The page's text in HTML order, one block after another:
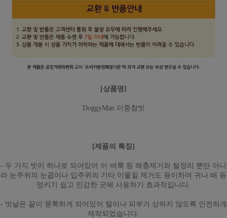
[상품명]
DoggyMan 이중참빗
[제품의 특징]
- 두 가지 빗이 하나로 되어있어 이·벼룩 등 해충제거와 털정리 뿐만 아니
라 눈주위의 눈꼽이나 입주위의 기타 이물질 제거도 용이하며 귀나 배 등
엉키기 쉽고 민감한 곳에 사용하기 효과적입니다.
- 빗날은 끝이 뭉툭하게 되어있어 털이나 피부가 상하지 않도록 안전하게
제작되었습니다.